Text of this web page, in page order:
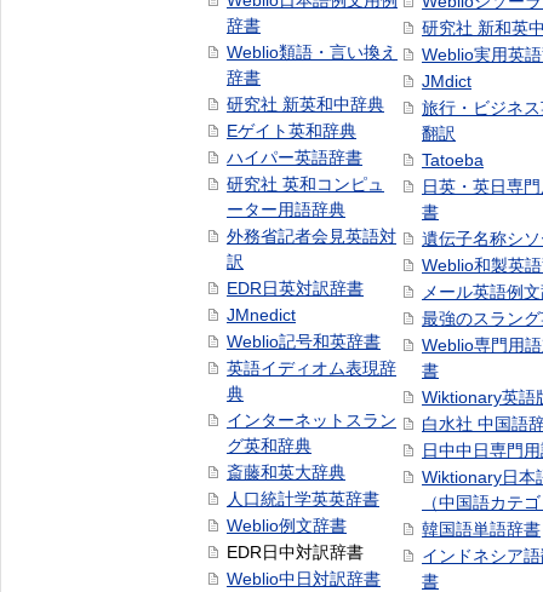
辞書
Weblio類語・言い換え
辞書
研究社 新英和中辞典
Eゲイト英和辞典
ハイパー英語辞書
研究社 英和コンピュ
ーター用語辞典
外務省記者会見英語対
訳
EDR日英対訳辞書
JMnedict
Weblio記号和英辞書
英語イディオム表現辞
典
インターネットスラン
グ英和辞典
斎藤和英大辞典
人口統計学英英辞書
Weblio例文辞書
EDR日中対訳辞書
Weblio中日対訳辞書
研究社 新和英
Weblio実用英
JMdict
旅行・ビジネ
翻訳
Tatoeba
日英・英日専
書
遺伝子名称シ
Weblio和製英
メール英語例
最強のスラン
Weblio専門用
書
Wiktionary英語
白水社 中国語
日中中日専門
Wiktionary日本
（中国語カテ
韓国語単語辞書
インドネシア
書